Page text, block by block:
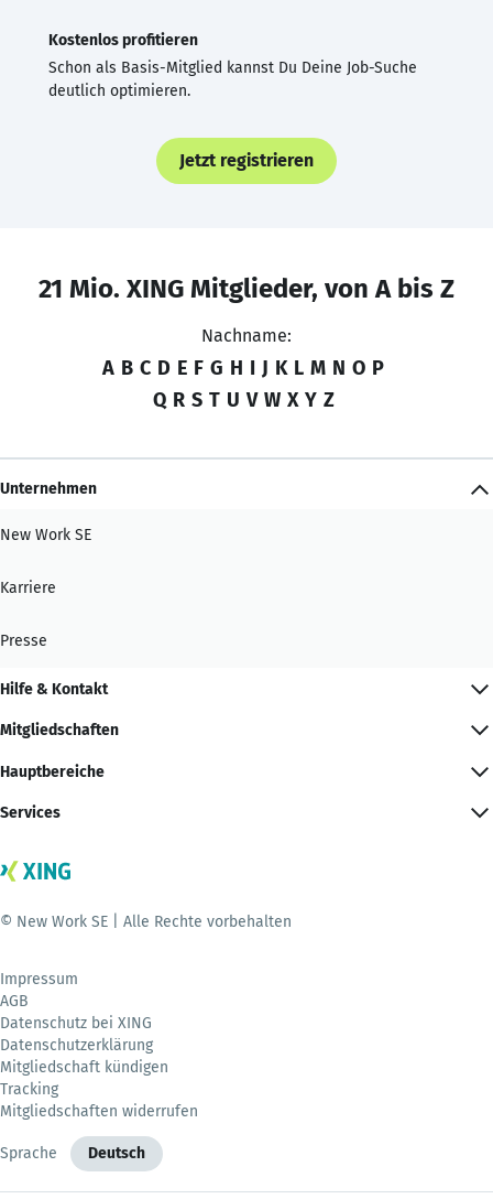
Kostenlos profitieren
Schon als Basis-Mitglied kannst Du Deine Job-Suche
deutlich optimieren.
Jetzt registrieren
21 Mio. XING Mitglieder, von A bis Z
Nachname:
A B C D E F G H I J K L M N O P
Q R S T U V W X Y Z
Unternehmen
New Work SE
Karriere
Presse
Hilfe & Kontakt
Mitgliedschaften
Hauptbereiche
Services
© New Work SE | Alle Rechte vorbehalten
Impressum
AGB
Datenschutz bei XING
Datenschutzerklärung
Mitgliedschaft kündigen
Tracking
Mitgliedschaften widerrufen
Sprache Deutsch